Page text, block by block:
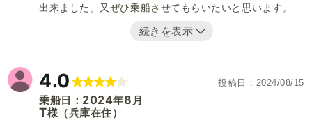
出来ました。又ぜひ乗船させてもらいたいと思います。
続きを表示
4.0 投稿日 2024/08/15
乗船日： 2024年8 月
T様 （兵庫在住）